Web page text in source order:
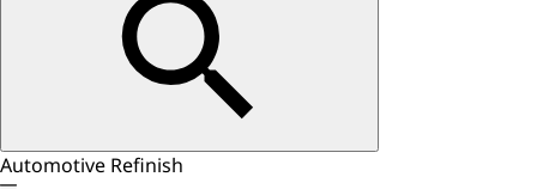
Automotive Refinish